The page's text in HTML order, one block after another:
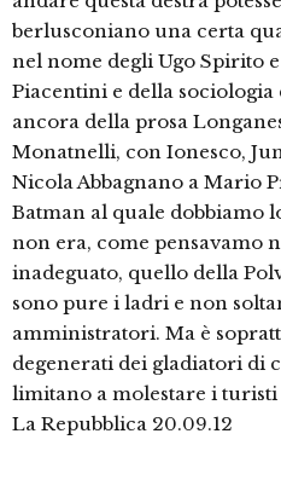
berlusconiano una certa
nel nome degli Ugo Spirito
Piacentini e della sociologia
ancora della prosa
Monatnelli, con Ionesco,
Nicola Abbagnano a Mario
Batman al quale dobbiamo
non era, come pensavamo
inadeguato, quello della
sono pure i ladri e non
amministratori. Ma è
degenerati dei gladiatori di
limitano a molestare i turisti
La Repubblica 20.09.12